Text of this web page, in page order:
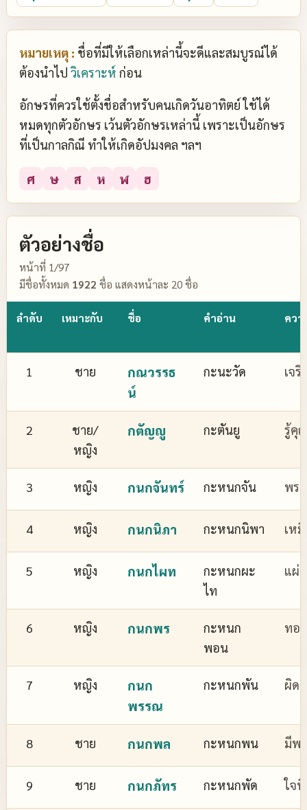
หมายเหตุ : ชื่อที่มีให้เลือกเหล่านี้จะดีและสมบูรณ์ได้
ต้องนำไป วิเคราะห์ ก่อน
อักษรที่ควรใช้ตั้งชื่อสำหรับคนเกิดวันอาทิตย์ ใช้ได้
หมดทุกตัวอักษร เว้นตัวอักษรเหล่านี้ เพราะเป็นอักษร
ที่เป็นกาลกิณี ทำให้เกิดอัปมงคล ฯลฯ
ศ ษ ส ห ฬ ฮ
ตัวอย่างชื่อ
หน้าที่ 1/97
มีชื่อทั้งหมด 1922 ชื่อ แสดงหน้าละ 20 ชื่อ
ลำดับ เหมาะกับ ชื่อ คำอ่าน คว
1 ชาย
กณวรรธ
น์
กะนะวัด เจ
2
ชาย/
หญิง
กตัญญู กะตันยู รู้คุ
3 หญิง กนกจันทร์ กะหนกจัน พร
4 หญิง กนกนิภา กะหนกนิพา เห
5 หญิง กนกไผท
กะหนกผะ
ไท
แผ่
6 หญิง กนกพร
กะหนก
พอน
ทอ
7 หญิง
กนก
พรรณ
กะหนกพัน ผิด
8 ชาย กนกพล กะหนกพน มีพ
9 ชาย กนกภัทร กะหนกพัด ใจ